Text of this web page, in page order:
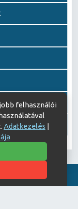
PÁLYÁZAT
felhasználói
Adatkezelés |